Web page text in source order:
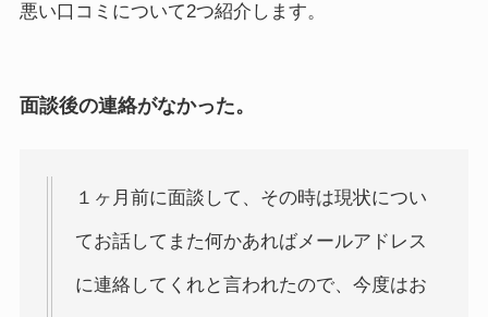
悪い口コミについて2つ紹介します。
面談後の連絡がなかった。
１ヶ月前に面談して、その時は現状につい
てお話してまた何かあればメールアドレス
に連絡してくれと言われたので、今度はお